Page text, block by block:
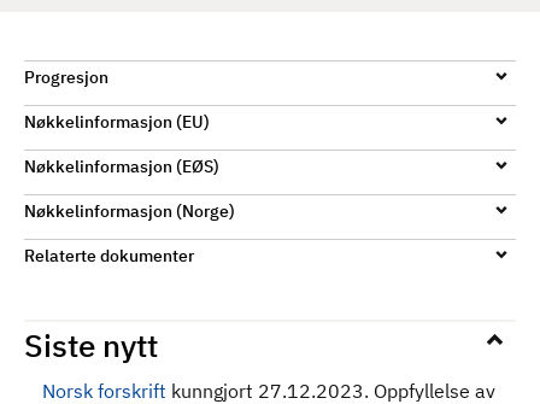
Progresjon
Nøkkelinformasjon (EU)
Nøkkelinformasjon (EØS)
Nøkkelinformasjon (Norge)
Relaterte dokumenter
Siste nytt
Norsk forskrift kunngjort 27.12.2023. Oppfyllelse av